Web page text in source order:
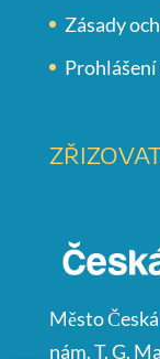
Zásady
Město
nám. T. G.